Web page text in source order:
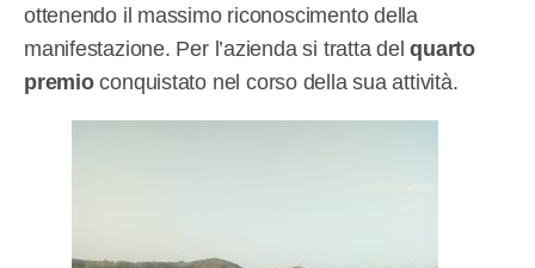
ottenendo il massimo riconoscimento della
manifestazione. Per l’azienda si tratta delquarto
premioconquistato nel corso della sua attività.